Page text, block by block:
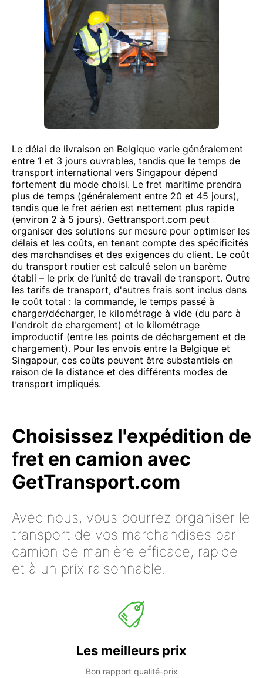
Le délai de livraison en Belgique varie généralement
entre 1 et 3 jours ouvrables, tandis que le temps de
transport international vers Singapour dépend
fortement du mode choisi. Le fret maritime prendra
plus de temps (généralement entre 20 et 45 jours),
tandis que le fret aérien est nettement plus rapide
(environ 2 à 5 jours). Gettransport.com peut
organiser des solutions sur mesure pour optimiser les
délais et les coûts, en tenant compte des spécificités
des marchandises et des exigences du client. Le coût
du transport routier est calculé selon un barème
établi – le prix de l’unité de travail de transport. Outre
les tarifs de transport, d'autres frais sont inclus dans
le coût total : la commande, le temps passé à
charger/décharger, le kilométrage à vide (du parc à
l'endroit de chargement) et le kilométrage
improductif (entre les points de déchargement et de
chargement). Pour les envois entre la Belgique et
Singapour, ces coûts peuvent être substantiels en
raison de la distance et des différents modes de
transport impliqués.
Choisissez l'expédition de
fret en camion avec
GetTransport.com
Avec nous, vous pourrez organiser le
transport de vos marchandises par
camion de manière efficace, rapide
et à un prix raisonnable.
Les meilleurs prix
Bon rapport qualité-prix